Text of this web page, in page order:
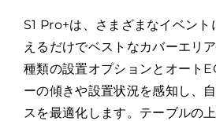
S1 Pro+は、さまざまなイベン
えるだけでベストなカバーエリ
種類の設置オプションとオート
ーの傾きや設置状況を感知し、
スを最適化します。テーブルの